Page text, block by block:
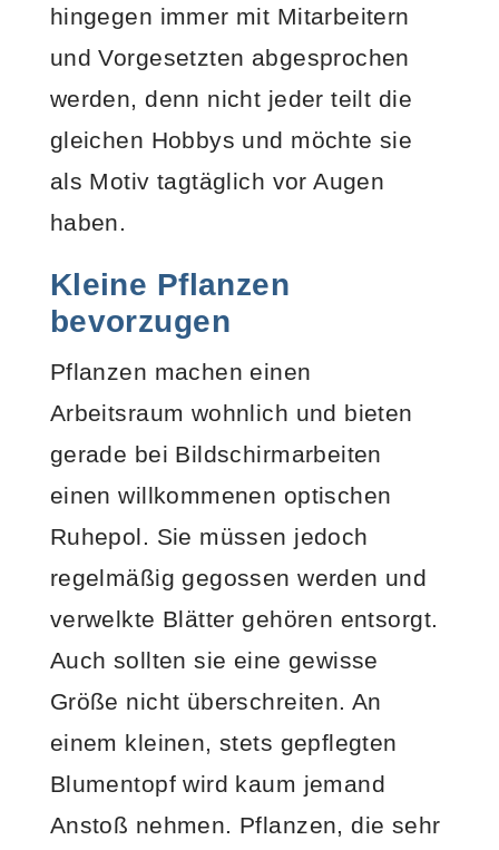
hingegen immer mit Mitarbeitern
und Vorgesetzten abgesprochen
werden, denn nicht jeder teilt die
gleichen Hobbys und möchte sie
als Motiv tagtäglich vor Augen
haben.
Kleine Pflanzen
bevorzugen
Pflanzen machen einen
Arbeitsraum wohnlich und bieten
gerade bei Bildschirmarbeiten
einen willkommenen optischen
Ruhepol. Sie müssen jedoch
regelmäßig gegossen werden und
verwelkte Blätter gehören entsorgt.
Auch sollten sie eine gewisse
Größe nicht überschreiten. An
einem kleinen, stets gepflegten
Blumentopf wird kaum jemand
Anstoß nehmen. Pflanzen, die sehr